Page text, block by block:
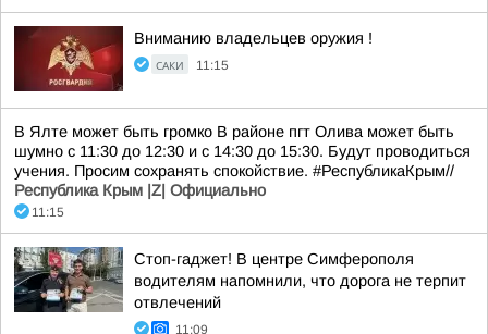
Вниманию владельцев оружия !
САКИ 11:15
В Ялте может быть громко В районе пгт Олива может быть
шумно с 11:30 до 12:30 и с 14:30 до 15:30. Будут проводиться
учения. Просим сохранять спокойствие. #РеспубликаКрым//
Республика Крым |Z| Официально
11:15
Стоп-гаджет! В центре Симферополя
водителям напомнили, что дорога не терпит
отвлечений
11:09